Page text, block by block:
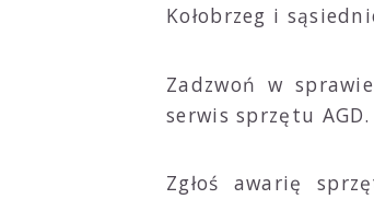
Kołobrzeg i
Zadzwoń w
serwis sprzętu AGD.
Zgłoś awarię